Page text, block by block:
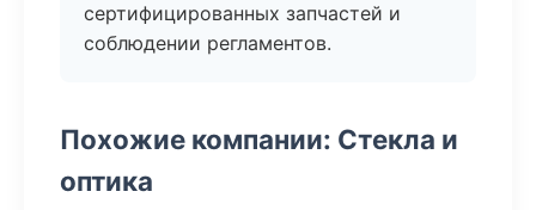
сертифицированных запчастей и
соблюдении регламентов.
Похожие компании: Стекла и
оптика